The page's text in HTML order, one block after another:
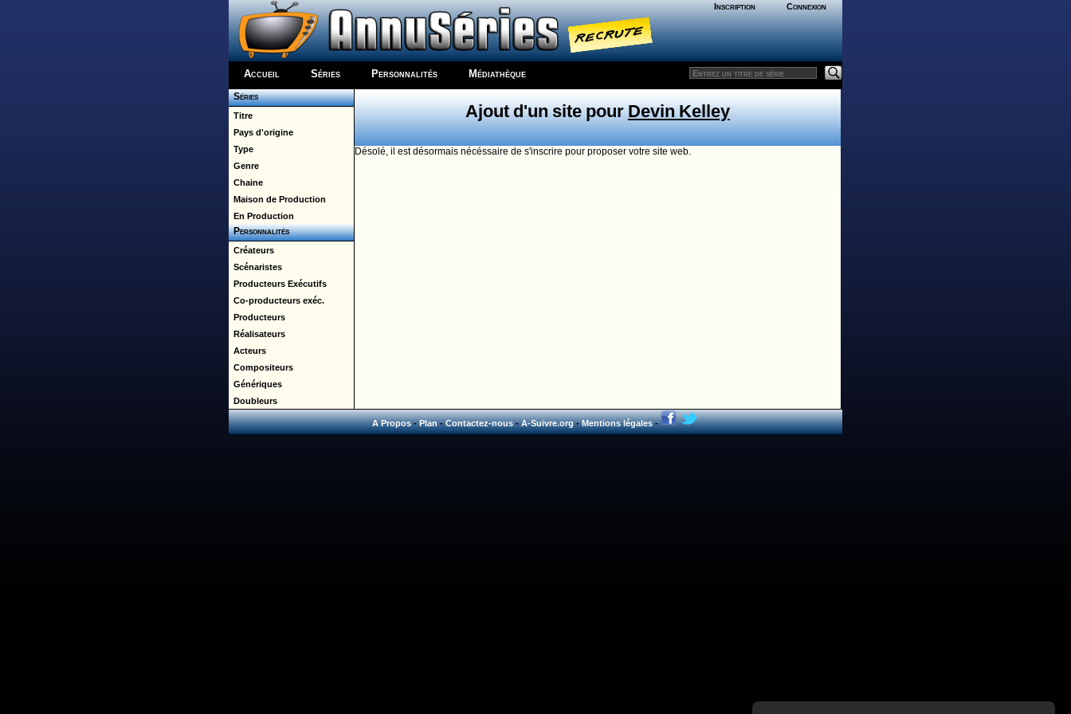
Inscription Connexion
Accueil Séries Personnalités Médiathèque
Séries
Titre
Pays d'origine
Type
Genre
Chaine
Maison de Production
En Production
Personnalités
Créateurs
Scénaristes
Producteurs Exécutifs
Co-producteurs exéc.
Producteurs
Réalisateurs
Acteurs
Compositeurs
Génériques
Doubleurs
Ajout d'un site pourDevin Kelley
Désolé, il est désormais nécéssaire de s'inscrire pour proposer votre site web.
A Propos-Plan-Contactez-nous-A-Suivre.org-Mentions légales-